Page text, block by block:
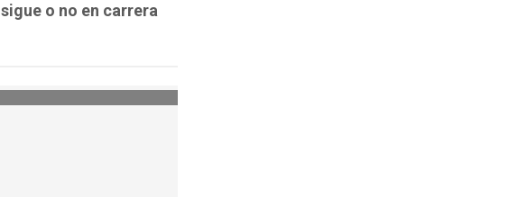
o no en carrera